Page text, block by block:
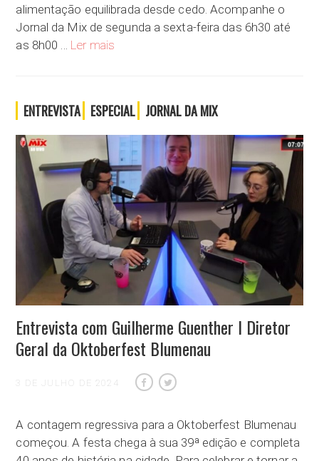
alimentação equilibrada desde cedo. Acompanhe o
Jornal da Mix de segunda a sexta-feira das 6h30 até
as 8h00 … Ler mais
ENTREVISTA ESPECIAL JORNAL DA MIX
Entrevista com Guilherme Guenther I Diretor
Geral da Oktoberfest Blumenau
3 DE JULHO DE 2024
A contagem regressiva para a Oktoberfest Blumenau
começou. A festa chega à sua 39ª edição e completa